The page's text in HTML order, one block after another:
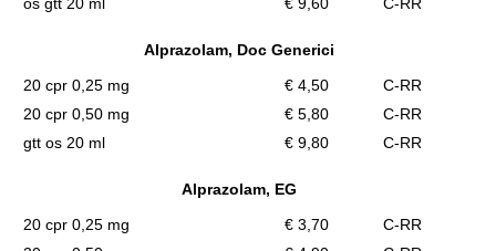
Alprazolam, Doc Generici
20 cpr 0,25 mg
€ 4,50
C-RR
20 cpr 0,50 mg
€ 5,80
C-RR
gtt os 20 ml
€ 9,80 C-RR
Alprazolam, EG
20 cpr 0,25 mg
€ 3,70
C-RR